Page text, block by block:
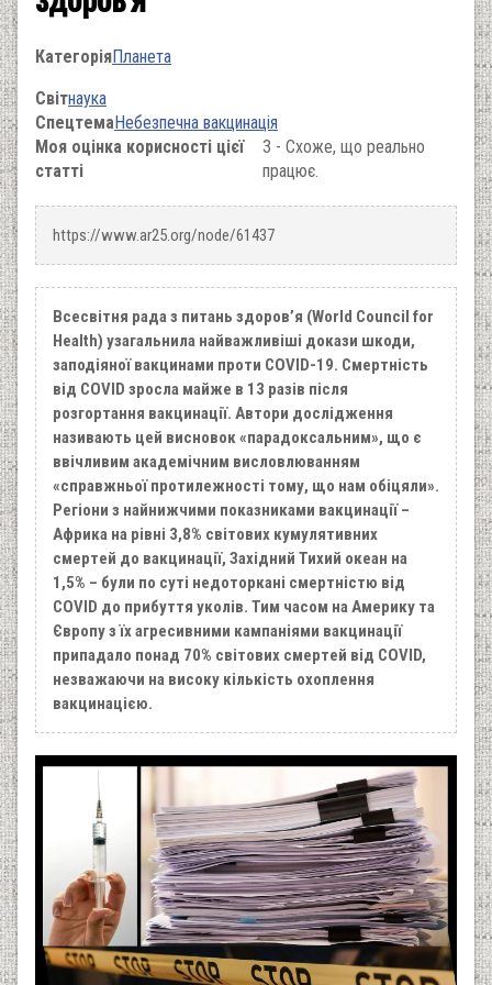
КатегоріяПланета
Світнаука
СпецтемаНебезпечна вакцинація
Моя оцінка корисності цієї
статті
3 - Схоже, що реально
працює.
https://www.ar25.org/node/61437
Всесвітня рада з питань здоров’я (World Council for
Health) узагальнила найважливіші докази шкоди,
заподіяної вакцинами проти COVID-19. Смертність
від COVID зросла майже в 13 разів після
розгортання вакцинації. Автори дослідження
називають цей висновок «парадоксальним», що є
ввічливим академічним висловлюванням
«справжньої протилежності тому, що нам обіцяли».
Регіони з найнижчими показниками вакцинації –
Африка на рівні 3,8% світових кумулятивних
смертей до вакцинації, Західний Тихий океан на
1,5% – були по суті недоторкані смертністю від
COVID до прибуття уколів. Тим часом на Америку та
Європу з їх агресивними кампаніями вакцинації
припадало понад 70% світових смертей від COVID,
незважаючи на високу кількість охоплення
вакцинацією.